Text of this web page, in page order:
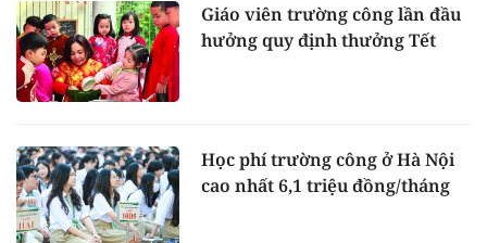
Giáo viên trường công lần đầu
hưởng quy định thưởng Tết
Học phí trường công ở Hà Nội
cao nhất 6,1 triệu đồng/tháng